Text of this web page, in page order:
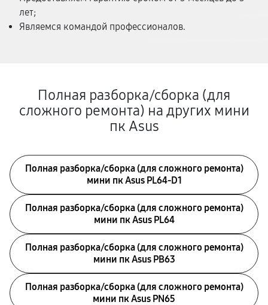
лет;
Являемся командой профессионалов.
Полная разборка/сборка (для
сложного ремонта) на других мини
пк Asus
Полная разборка/сборка (для сложного ремонта)
мини пк Asus PL64-D1
Полная разборка/сборка (для сложного ремонта)
мини пк Asus PL64
Полная разборка/сборка (для сложного ремонта)
мини пк Asus PB63
Полная разборка/сборка (для сложного ремонта)
мини пк Asus PN65